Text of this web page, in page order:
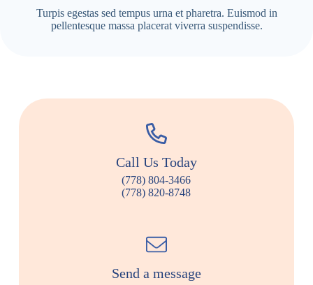
Turpis egestas sed tempus urna et pharetra. Euismod in
pellentesque massa placerat viverra suspendisse.
Call Us Today
(778) 804-3466
(778) 820-8748
Send a message